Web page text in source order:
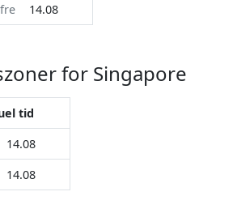
fre 14.08
for Singapore
tid
14.08
14.08